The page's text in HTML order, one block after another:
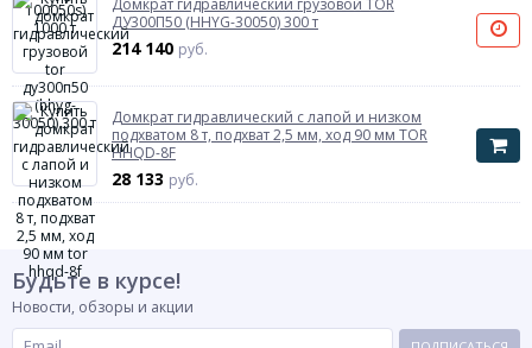
Домкрат гидравлический грузовой TOR
ДУ300П50 (HHYG-30050) 300 т
214 140 руб.
Домкрат гидравлический с лапой и низком
подхватом 8 т, подхват 2,5 мм, ход 90 мм TOR
HHQD-8F
28 133 руб.
Будьте в курсе!
Новости, обзоры и акции